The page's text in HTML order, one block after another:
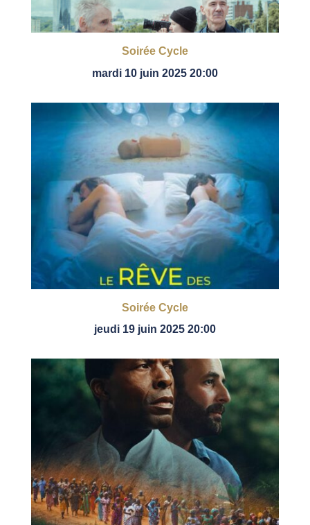
Soirée Cycle
mardi 10 juin 2025 20:00
Soirée Cycle
jeudi 19 juin 2025 20:00